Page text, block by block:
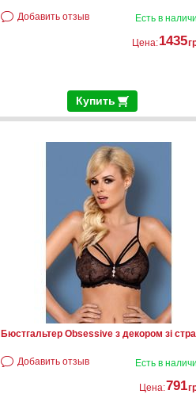
Добавить отзыв Есть в
Цена:1435
Купить
Бюстгальтер Obsessive з декором зі
Добавить отзыв Есть в
Цена:791